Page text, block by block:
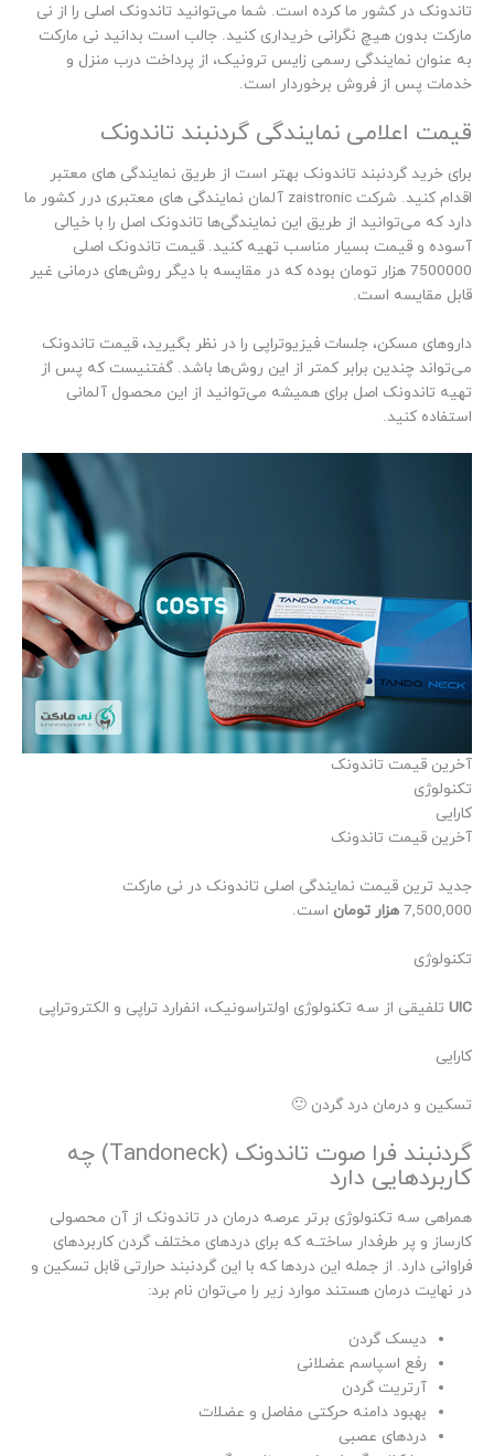
تاندونک در کشور ما کرده است. شما می‌توانید تاندونک اصلی را از نی
مارکت بدون هیچ نگرانی خریداری کنید. جالب است بدانید نی مارکت
به عنوان نمایندگی رسمی زایس ترونیک، از پرداخت درب منزل و
خدمات پس از فروش برخوردار است.
قیمت اعلامی نمایندگی گردنبند تاندونک
برای خرید گردنبند تاندونک بهتر است از طریق نمایندگی های معتبر
اقدام کنید. شرکت zaistronic آلمان نمایندگی های معتبری درر کشور ما
دارد که می‌توانید از طریق این نمایندگی‌ها تاندونک اصل را با خیالی
آسوده و قیمت بسیار مناسب تهیه کنید. قیمت تاندونک اصلی
7500000 هزار تومان بوده که در مقایسه با دیگر روش‌های درمانی غیر
قابل مقایسه است.
دارو‌های مسکن، جلسات فیزیوتراپی را در نظر بگیرید، قیمت تاندونک
می‌تواند چندین برابر کمتر از این روش‌ها باشد. گفتنیست که پس از
تهیه تاندونک اصل برای همیشه ‌می‌توانید از این محصول آلمانی
استفاده کنید.
آخرین قیمت تاندونک
تکنولوژی
کارایی
آخرین قیمت تاندونک
جدید ترین قیمت نمایندگی اصلی تاندونک در نی مارکت
7,500,000 هزار تومان است.
تکنولوژی
UIC تلفیقی از سه تکنولوژی اولتراسونیک، انفرارد تراپی و الکتروتراپی
کارایی
تسکین و درمان درد گردن 🙂
گردنبند فرا صوت تاندونک (Tandoneck) چه
کاربردهایی دارد
همراهی سه تکنولوژی برتر عرصه درمان در تاندونک از آن محصولی
کارساز و پر طرفدار ساختـه که برای دردهای مختلف گردن کاربردهای
فراوانی دارد. از جمله این دردها که با این گردنبند حرارتی قابل تسکین و
در نهایت درمان هستند موارد زیر را می‌توان نام برد:
دیسک گردن
رفع اسپاسم عضلانی
آرتریت گردن
بهبود دامنه حرکتی مفاصل و عضلات
دردهای عصبی